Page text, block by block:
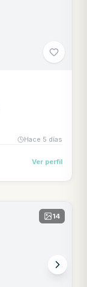
Hace 5 días
Ver perfil
14